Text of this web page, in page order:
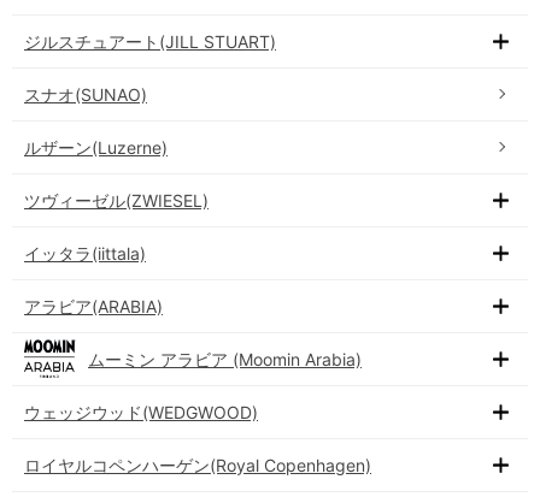
ジルスチュアート(JILL STUART)
スナオ(SUNAO)
ルザーン(Luzerne)
ツヴィーゼル(ZWIESEL)
イッタラ(iittala)
アラビア(ARABIA)
ムーミン アラビア (Moomin Arabia)
ウェッジウッド(WEDGWOOD)
ロイヤルコペンハーゲン(Royal Copenhagen)